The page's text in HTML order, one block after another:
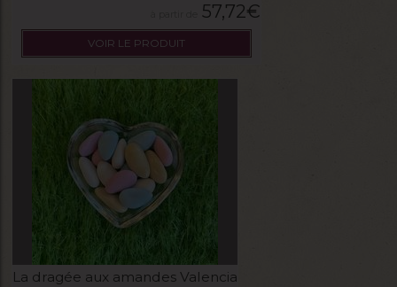
57,72€
VOIR LE PRODUIT
La dragée aux amandes Valencia